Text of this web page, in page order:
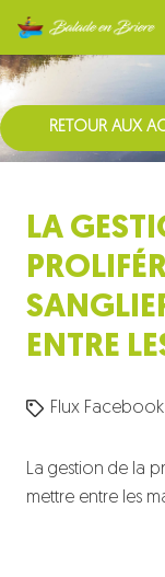
RETOUR AUX
LA
ENTRE
Flux Facebook
La gestion de la
mettre entre les